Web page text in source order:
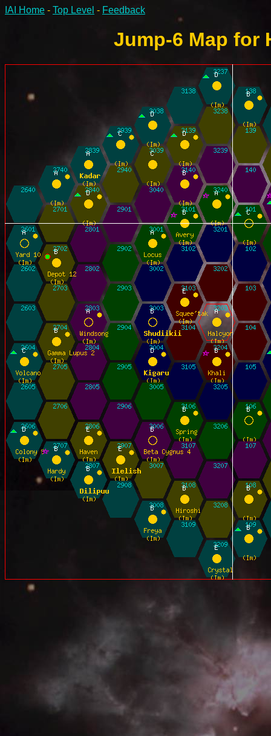
IAI Home - Top Level - Feedback
Jump-6 Map for